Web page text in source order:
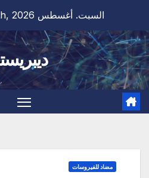
content
السبت. أغسطس 8th, 2026
مضاد للفيروسات